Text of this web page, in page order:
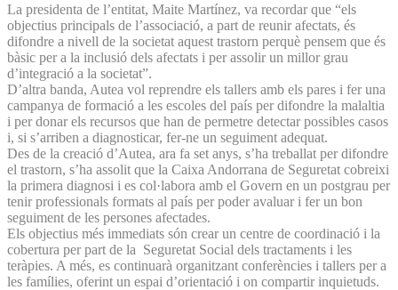
La presidenta de l’entitat, Maite Martínez, va recordar que “els
objectius principals de l’associació, a part de reunir afectats, és
difondre a nivell de la societat aquest trastorn perquè pensem que és
bàsic per a la inclusió dels afectats i per assolir un millor grau
d’integració a la societat”.
D’altra banda, Autea vol reprendre els tallers amb els pares i fer una
campanya de formació a les escoles del país per difondre la malaltia
i per donar els recursos que han de permetre detectar possibles casos
i, si s’arriben a diagnosticar, fer-ne un seguiment adequat.
Des de la creació d’Autea, ara fa set anys, s’ha treballat per difondre
el trastorn, s’ha assolit que la Caixa Andorrana de Seguretat cobreixi
la primera diagnosi i es col·labora amb el Govern en un postgrau per
tenir professionals formats al país per poder avaluar i fer un bon
seguiment de les persones afectades.
Els objectius més immediats són crear un centre de coordinació i la
cobertura per part de la Seguretat Social dels tractaments i les
teràpies. A més, es continuarà organitzant conferències i tallers per a
les famílies, oferint un espai d’orientació i on compartir inquietuds.